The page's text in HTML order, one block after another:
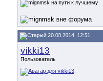
20.08.2014, 12:51
vikki13
Пользователь